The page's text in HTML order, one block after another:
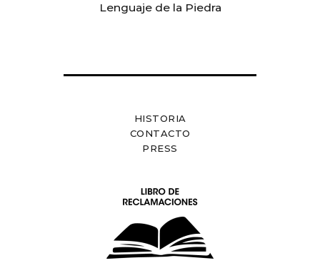
Lenguaje de la Piedra
HISTORIA
CONTACTO
PRESS